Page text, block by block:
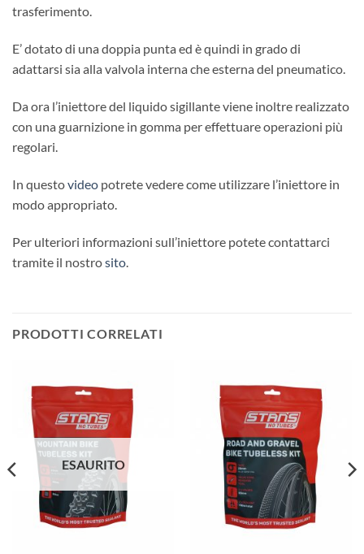
trasferimento.
E’ dotato di una doppia punta ed è quindi in grado di
adattarsi sia alla valvola interna che esterna del pneumatico.
Da ora l’iniettore del liquido sigillante viene inoltre realizzato
con una guarnizione in gomma per effettuare operazioni più
regolari.
In questovideo potrete vedere come utilizzare l’iniettore in
modo appropriato.
Per ulteriori informazioni sull’iniettore potete contattarci
tramite il nostrosito
PRODOTTI CORRELATI
ESAURITO